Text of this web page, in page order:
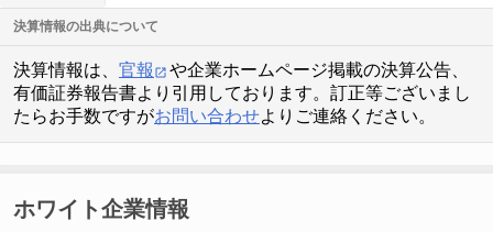
決算情報の出典について
決算情報は、 官報
や企業ホームページ掲載の決算公告、
有価証券報告書より引用しております。訂正等ございまし
たらお手数ですがお問い合わせよりご連絡ください。
ホワイト企業情報